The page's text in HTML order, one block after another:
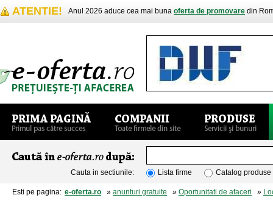
ATENTIE! Anul 2026 aduce cea mai buna oferta de promovare din
Cauta in sectiunile: Lista firme Catalog produse
Esti pe pagina: e-oferta.ro » anunturi gratuite » Oportunitati de afaceri »